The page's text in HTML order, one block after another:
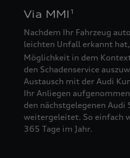
Via MMI 1
Nachdem Ihr Fahrzeug
leichten Unfall erkannt
Möglichkeit in dem
den Schadenservice
Austausch mit der Audi
Ihr Anliegen
den nächstgelegenen Audi
weitergeleitet. So einfach
365 Tage im Jahr.